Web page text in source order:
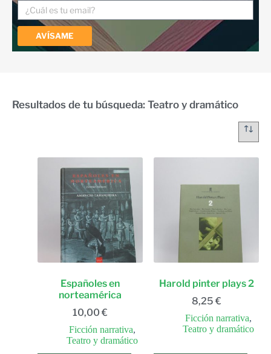
AVÍSAME
Resultados de tu búsqueda: Teatro y dramático
Españoles en
norteamérica
10,00 €
Ficción narrativa,
Teatro y dramático
Harold pinter plays 2
8,25 €
Ficción narrativa,
Teatro y dramático